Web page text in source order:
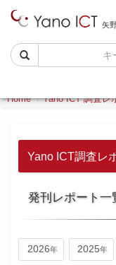
矢
Home Yano ICT 調査レ
Yano ICT調査レ
発刊レポート一
2026 2025